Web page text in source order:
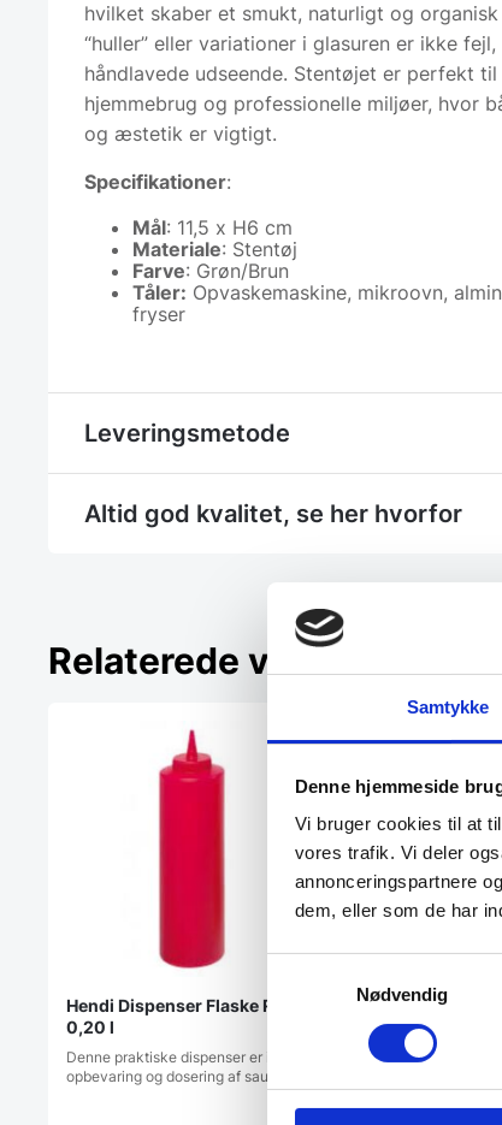
Samtykke
Denne hjemmeside
Vi bruger cookies til at
vores trafik. Vi deler
annonceringspartnere
dem, eller som de har
Nødvendig
hvilket skaber et smukt, naturligt og
“huller” eller variationer i glasuren er ikke
håndlavede udseende. Stentøjet er perfekt til
hjemmebrug og professionelle miljøer, hvor
og æstetik er vigtigt.
Specifikationer:
Mål: 11,5 x H6 cm
Materiale: Stentøj
Farve: Grøn/Brun
Tåler: Opvaskemaskine, mikroovn,
fryser
Leveringsmetode
Altid god kvalitet, se her hvorfor
Relaterede varer
Hendi Dispenser Flaske Rød
0,20 l
Denne praktiske dispenser er ideel til
opbevaring og dosering af saucer…
Forskærekniv
RAN
Forskærekniv 18
kvalitet i forhold…